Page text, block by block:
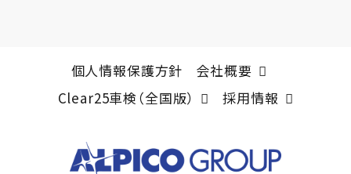
個人情報保護方針
会社概要
Clear25車検（全国版）
採用情報